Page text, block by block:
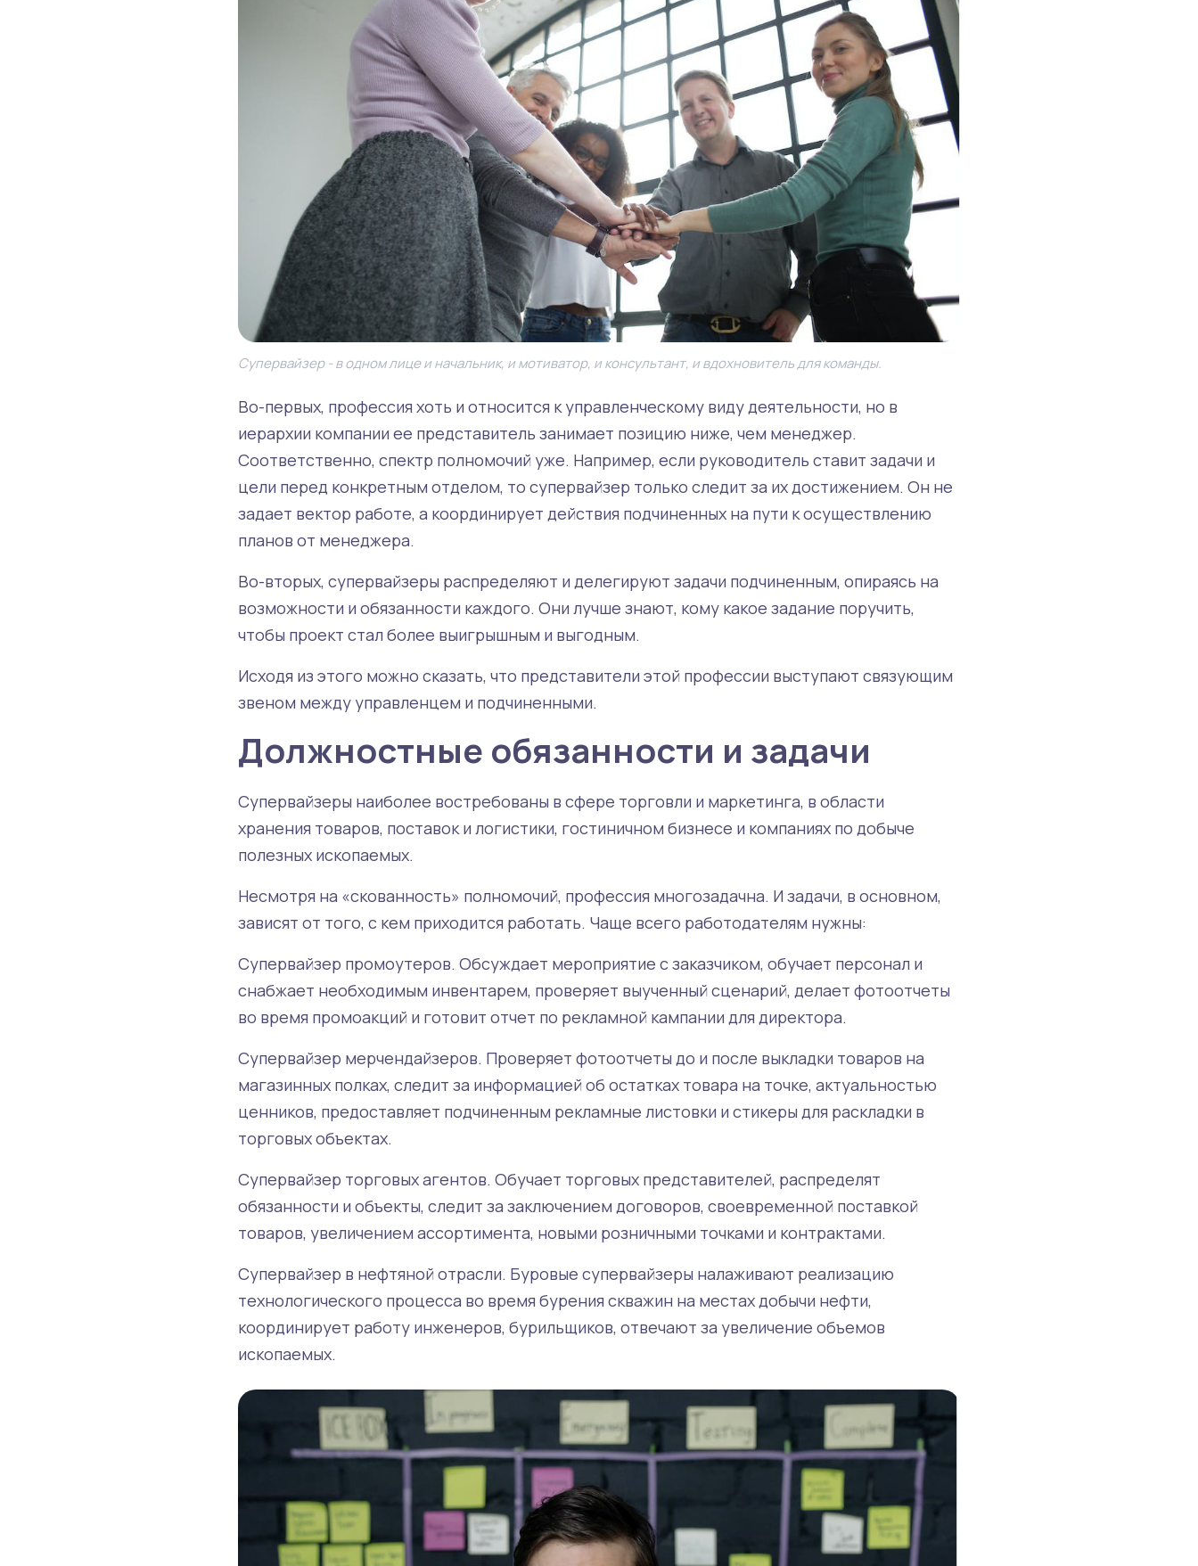
Супервайзер - в одном лице и начальник, и мотиватор, и консультант, и вдохновитель для команды.
Во-первых, профессия хоть и относится к управленческому виду деятельности, но в
иерархии компании ее представитель занимает позицию ниже, чем менеджер.
Соответственно, спектр полномочий уже. Например, если руководитель ставит задачи и
цели перед конкретным отделом, то супервайзер только следит за их достижением. Он не
задает вектор работе, а координирует действия подчиненных на пути к осуществлению
планов от менеджера.
Во-вторых, супервайзеры распределяют и делегируют задачи подчиненным, опираясь на
возможности и обязанности каждого. Они лучше знают, кому какое задание поручить,
чтобы проект стал более выигрышным и выгодным.
Исходя из этого можно сказать, что представители этой профессии выступают связующим
звеном между управленцем и подчиненными.
Должностные обязанности и задачи
Супервайзеры наиболее востребованы в сфере торговли и маркетинга, в области
хранения товаров, поставок и логистики, гостиничном бизнесе и компаниях по добыче
полезных ископаемых.
Несмотря на «скованность» полномочий, профессия многозадачна. И задачи, в основном,
зависят от того, с кем приходится работать. Чаще всего работодателям нужны:
Супервайзер промоутеров. Обсуждает мероприятие с заказчиком, обучает персонал и
снабжает необходимым инвентарем, проверяет выученный сценарий, делает фотоотчеты
во время промоакций и готовит отчет по рекламной кампании для директора.
Супервайзер мерчендайзеров. Проверяет фотоотчеты до и после выкладки товаров на
магазинных полках, следит за информацией об остатках товара на точке, актуальностью
ценников, предоставляет подчиненным рекламные листовки и стикеры для раскладки в
торговых объектах.
Супервайзер торговых агентов. Обучает торговых представителей, распределят
обязанности и объекты, следит за заключением договоров, своевременной поставкой
товаров, увеличением ассортимента, новыми розничными точками и контрактами.
Супервайзер в нефтяной отрасли. Буровые супервайзеры налаживают реализацию
технологического процесса во время бурения скважин на местах добычи нефти,
координирует работу инженеров, бурильщиков, отвечают за увеличение объемов
ископаемых.